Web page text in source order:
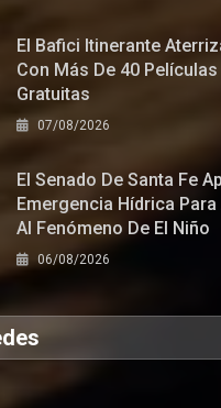
El Bafici Itinerante
Con Más De 40
Gratuitas
07/08/2026
El Senado De Santa Fe
Emergencia Hídrica
Al Fenómeno De El Niño
06/08/2026